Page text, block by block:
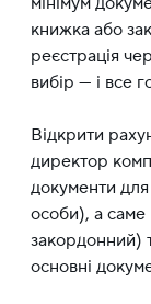
книжка або
реєстрація
вибір — і все
Відкрити
директор
документи для
особи), а
закордонний)
основні